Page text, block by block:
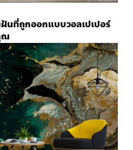
ฝันที่ถูกออกแบบวอลเปเปอร์
ณ